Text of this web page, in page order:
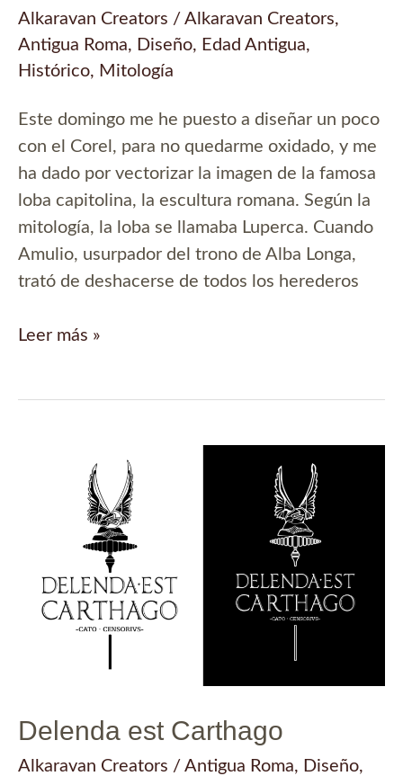
Alkaravan Creators / Alkaravan Creators,
Antigua Roma, Diseño, Edad Antigua,
Histórico, Mitología
Este domingo me he puesto a diseñar un poco
con el Corel, para no quedarme oxidado, y me
ha dado por vectorizar la imagen de la famosa
loba capitolina, la escultura romana. Según la
mitología, la loba se llamaba Luperca. Cuando
Amulio, usurpador del trono de Alba Longa,
trató de deshacerse de todos los herederos
Luperca,
Leer más »
Delenda est Carthago
Alkaravan Creators / Antigua Roma, Diseño,